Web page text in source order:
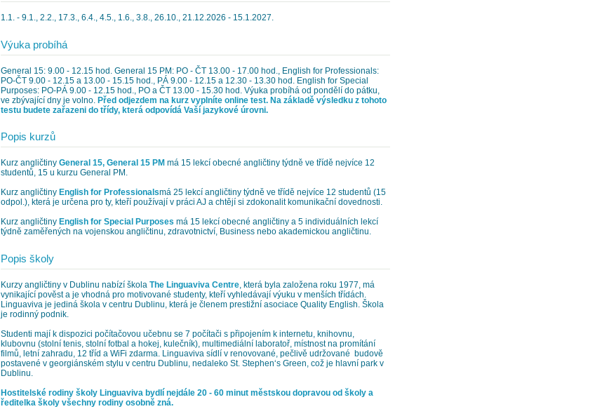
1.1. - 9.1., 2.2., 17.3., 6.4., 4.5., 1.6., 3.8., 26.10., 21.12.2026 - 15.1.2027.
Výuka probíhá
General 15: 9.00 - 12.15 hod. General 15 PM: PO - ČT 13.00 - 17.00 hod., English for Professionals:
PO-ČT 9.00 - 12.15 a 13.00 - 15.15 hod., PÁ 9.00 - 12.15 a 12.30 - 13.30 hod. English for Special
Purposes: PO-PÁ 9.00 - 12.15 hod., PO a ČT 13.00 - 15.30 hod. Výuka probíhá od pondělí do pátku,
ve zbývající dny je volno. Před odjezdem na kurz vyplníte online test. Na základě výsledku z tohoto
testu budete zařazeni do třídy, která odpovídá Vaší jazykové úrovni.
Popis kurzů
Kurz angličtiny General 15, General 15 PM má 15 lekcí obecné angličtiny týdně ve třídě nejvíce 12
studentů, 15 u kurzu General PM.
Kurz angličtiny English for Professionalsmá 25 lekcí angličtiny týdně ve třídě nejvíce 12 studentů (15
odpol.), která je určena pro ty, kteří používají v práci AJ a chtějí si zdokonalit komunikační dovednosti.
Kurz angličtiny English for Special Purposes má 15 lekcí obecné angličtiny a 5 individuálních lekcí
týdně zaměřených na vojenskou angličtinu, zdravotnictví, Business nebo akademickou angličtinu.
Popis školy
Kurzy angličtiny v Dublinu nabízí škola The Linguaviva Centre, která byla založena roku 1977, má
vynikající pověst a je vhodná pro motivované studenty, kteří vyhledávají výuku v menších třídách.
Linguaviva je jediná škola v centru Dublinu, která je členem prestižní asociace Quality English. Škola
je rodinný podnik.
Studenti mají k dispozici počítačovou učebnu se 7 počítači s připojením k internetu, knihovnu,
klubovnu (stolní tenis, stolní fotbal a hokej, kulečník), multimediální laboratoř, místnost na promítání
filmů, letní zahradu, 12 tříd a WiFi zdarma. Linguaviva sídlí v renovované, pečlivě udržované budově
postavené v georgiánském stylu v centru Dublinu, nedaleko St. Stephen‘s Green, což je hlavní park v
Dublinu.
Hostitelské rodiny školy Linguaviva bydlí nejdále 20 - 60 minut městskou dopravou od školy a
ředitelka školy všechny rodiny osobně zná.